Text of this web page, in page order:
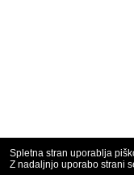
Spletna stran uporablja
Z nadaljnjo uporabo strani